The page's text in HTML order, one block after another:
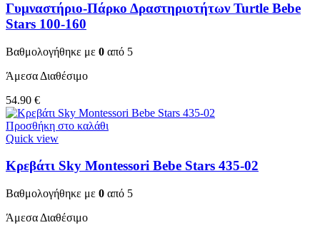
Γυμναστήριο-Πάρκο Δραστηριοτήτων Turtle Bebe
Stars 100-160
Βαθμολογήθηκε με 0 από 5
Άμεσα Διαθέσιμο
54.90 €
Προσθήκη στο καλάθι
Quick view
Κρεβάτι Sky Montessori Bebe Stars 435-02
Βαθμολογήθηκε με 0 από 5
Άμεσα Διαθέσιμο